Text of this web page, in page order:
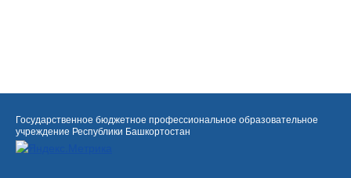
Государственное бюджетное профессиональное образовательное
учреждение Республики Башкортостан